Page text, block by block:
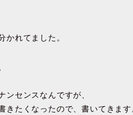
かれてました。
ンセンスなんですが、
たくなったので、書いてきます